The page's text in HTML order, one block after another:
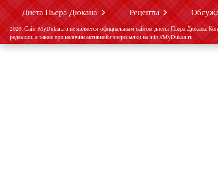
Диета Пьера Дюкана Рецепты
2020. Сайт MyDukan.ru не является официальным сайтом диеты Пьера Дюкана.
редакции, а также при наличии активной гиперссылки на http://MyDukan.ru